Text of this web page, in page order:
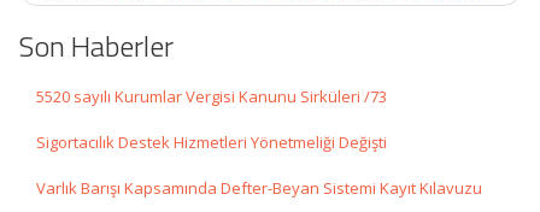
Son Haberler
5520 sayılı Kurumlar Vergisi Kanunu Sirküleri /73
Sigortacılık Destek Hizmetleri Yönetmeliği Değişti
Varlık Barışı Kapsamında Defter-Beyan Sistemi Kayıt Kılavuzu